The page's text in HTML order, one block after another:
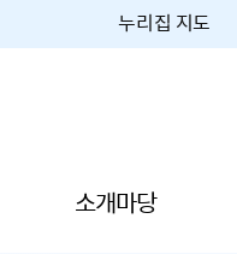
누리집 지도
소개마당